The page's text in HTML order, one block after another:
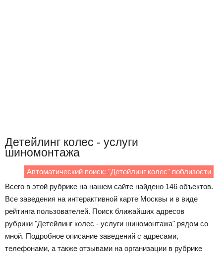
Детейлинг колес - услуги
шиномонтажа
Автоматический поиск: "Детейлинг колес" поблизости
Всего в этой рубрике на нашем сайте найдено 146 объектов.
Все заведения на интерактивной карте Москвы и в виде
рейтинга пользователей. Поиск ближайших адресов
рубрики "Детейлинг колес - услуги шиномонтажа" рядом со
мной. Подробное описание заведений с адресами,
телефонами, а также отзывами на организации в рубрике